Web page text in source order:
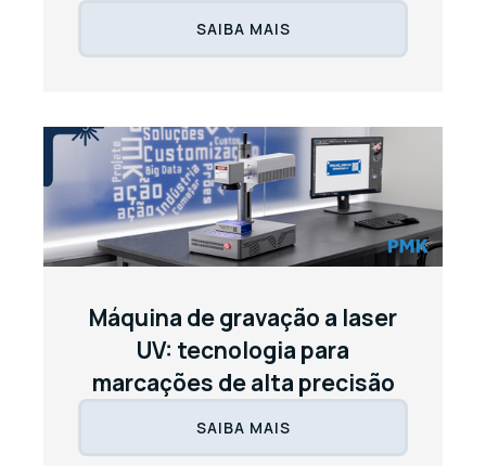
SAIBA MAIS
Máquina de gravação a laser
UV: tecnologia para
marcações de alta precisão
SAIBA MAIS